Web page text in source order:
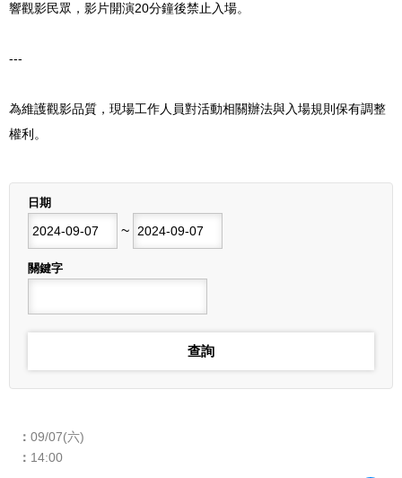
響觀影民眾，影片開演20分鐘後禁止入場。
---
為維護觀影品質，現場工作人員對活動相關辦法與入場規則保有調整
權利。
日期
~
結束日期
關鍵字
09/07(六)
14:00